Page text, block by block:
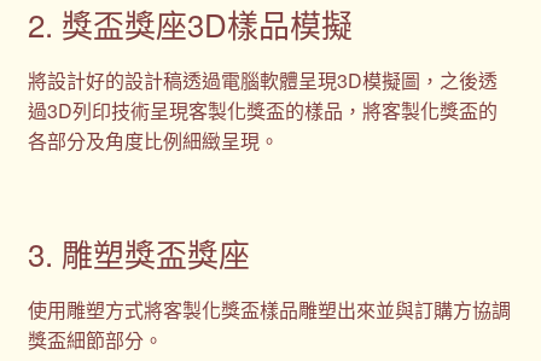
2. 獎盃獎座3D樣品模擬
將設計好的設計稿透過電腦軟體呈現3D模擬圖，之後透
過3D列印技術呈現客製化獎盃的樣品，將客製化獎盃的
各部分及角度比例細緻呈現。
3. 雕塑獎盃獎座
使用雕塑方式將客製化獎盃樣品雕塑出來並與訂購方協調
獎盃細節部分。